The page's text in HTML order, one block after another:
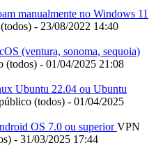
manualmente no Windows 11
- 23/08/2022 14:40
(ventura, sonoma, sequoia)
- 01/04/2025 21:08
Ubuntu 22.04 ou Ubuntu
(todos) - 01/04/2025
OS 7.0 ou superiorVPN
- 31/03/2025 17:44